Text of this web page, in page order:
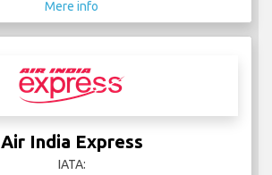
Mere info
Air India Express
IATA: